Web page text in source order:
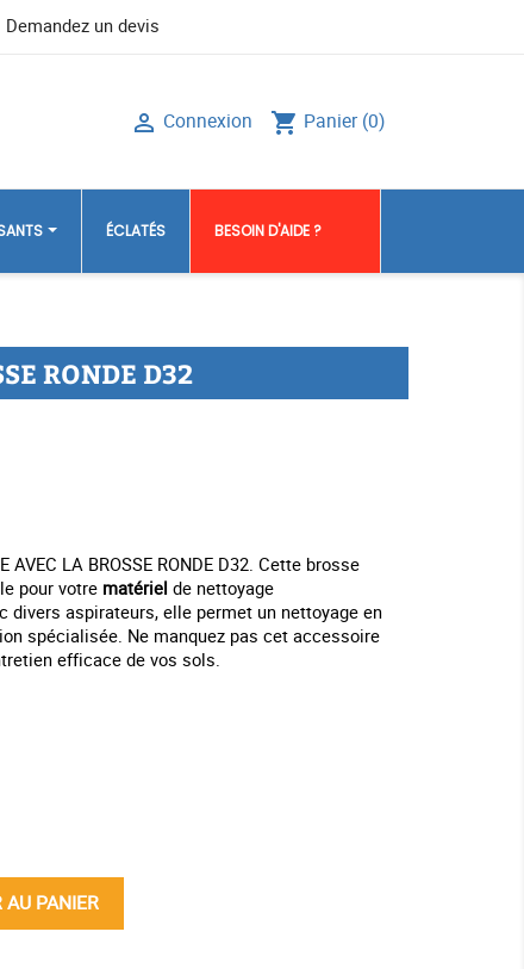
Demandez un devis
shopping_cart Panier (0)
 Connexion
ÉCLATÉS BESOIN D'AIDE ?
RONDE D32
AVEC LA BROSSE RONDE D32. Cette brosse
pour votre matériel de nettoyage
divers aspirateurs, elle permet un nettoyage en
spécialisée. Ne manquez pas cet accessoire
efficace de vos sols.
AU PANIER